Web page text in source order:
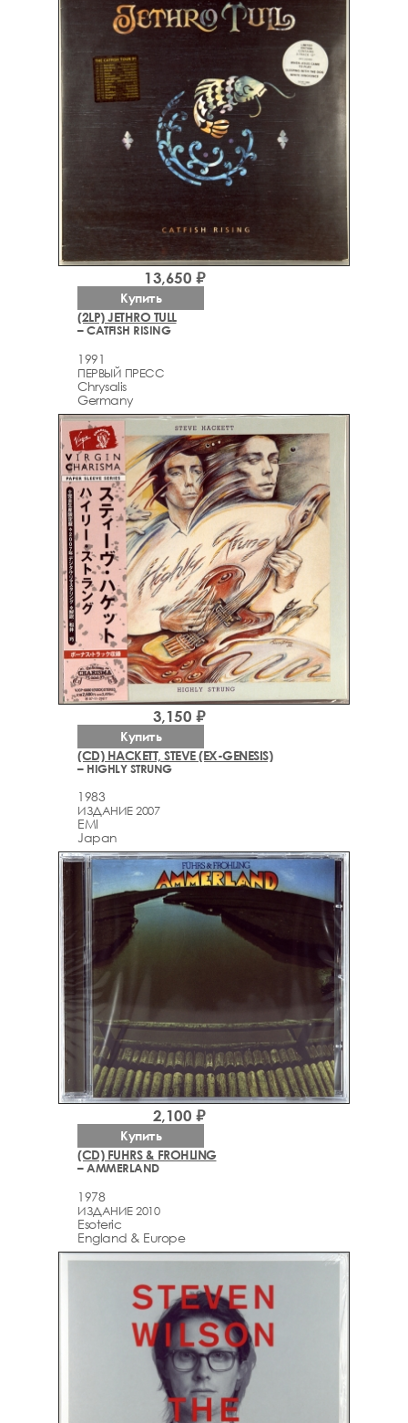
(2LP) JETHRO TULL
– CATFISH RISING
1991
ПЕРВЫЙ ПРЕСС
Chrysalis
Germany
13,650 ₽
Купить
(CD) HACKETT, STEVE (EX-GENESIS)
– HIGHLY STRUNG
1983
ИЗДАНИЕ 2007
EMI
Japan
3,150 ₽
Купить
(CD) FUHRS & FROHLING
– AMMERLAND
1978
ИЗДАНИЕ 2010
Esoteric
England & Europe
2,100 ₽
Купить